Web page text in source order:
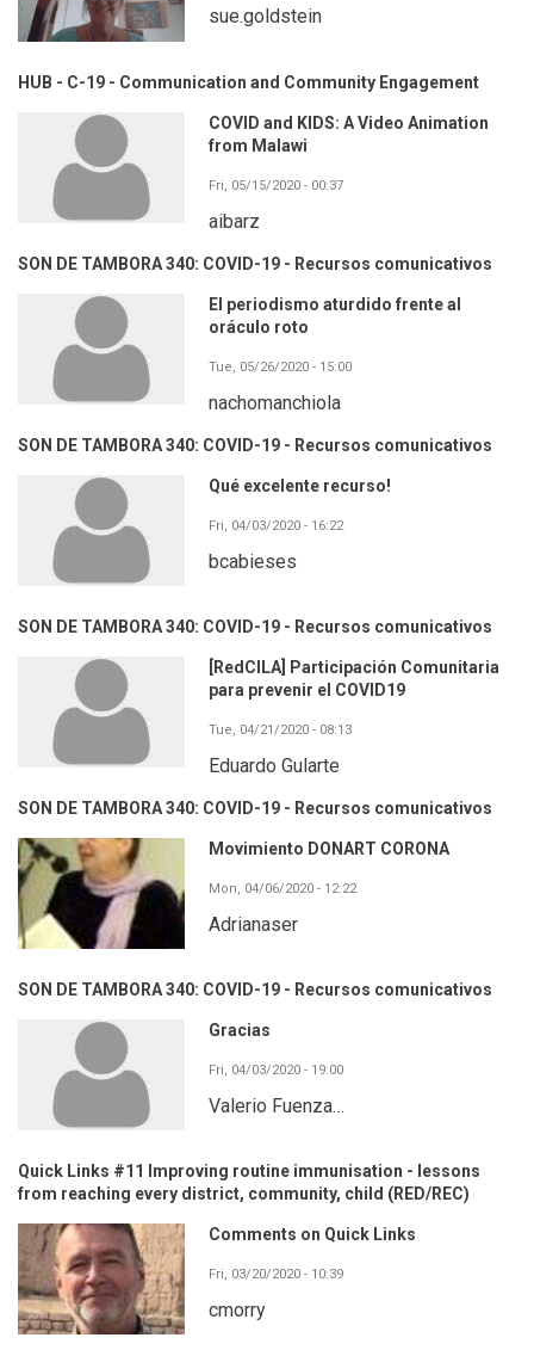
sue.goldstein
HUB - C-19 - Communication and Community Engagement
COVID and KIDS: A Video Animation
from Malawi
Fri, 05/15/2020 - 00:37
aibarz
SON DE TAMBORA 340: COVID-19 - Recursos comunicativos
El periodismo aturdido frente al
oráculo roto
Tue, 05/26/2020 - 15:00
nachomanchiola
SON DE TAMBORA 340: COVID-19 - Recursos comunicativos
Qué excelente recurso!
Fri, 04/03/2020 - 16:22
bcabieses
SON DE TAMBORA 340: COVID-19 - Recursos comunicativos
[RedCILA] Participación Comunitaria
para prevenir el COVID19
Tue, 04/21/2020 - 08:13
Eduardo Gularte
SON DE TAMBORA 340: COVID-19 - Recursos comunicativos
Movimiento DONART CORONA
Mon, 04/06/2020 - 12:22
Adrianaser
SON DE TAMBORA 340: COVID-19 - Recursos comunicativos
Gracias
Fri, 04/03/2020 - 19:00
Valerio Fuenza…
Quick Links #11 Improving routine immunisation - lessons
from reaching every district, community, child (RED/REC)
Comments on Quick Links
Fri, 03/20/2020 - 10:39
cmorry